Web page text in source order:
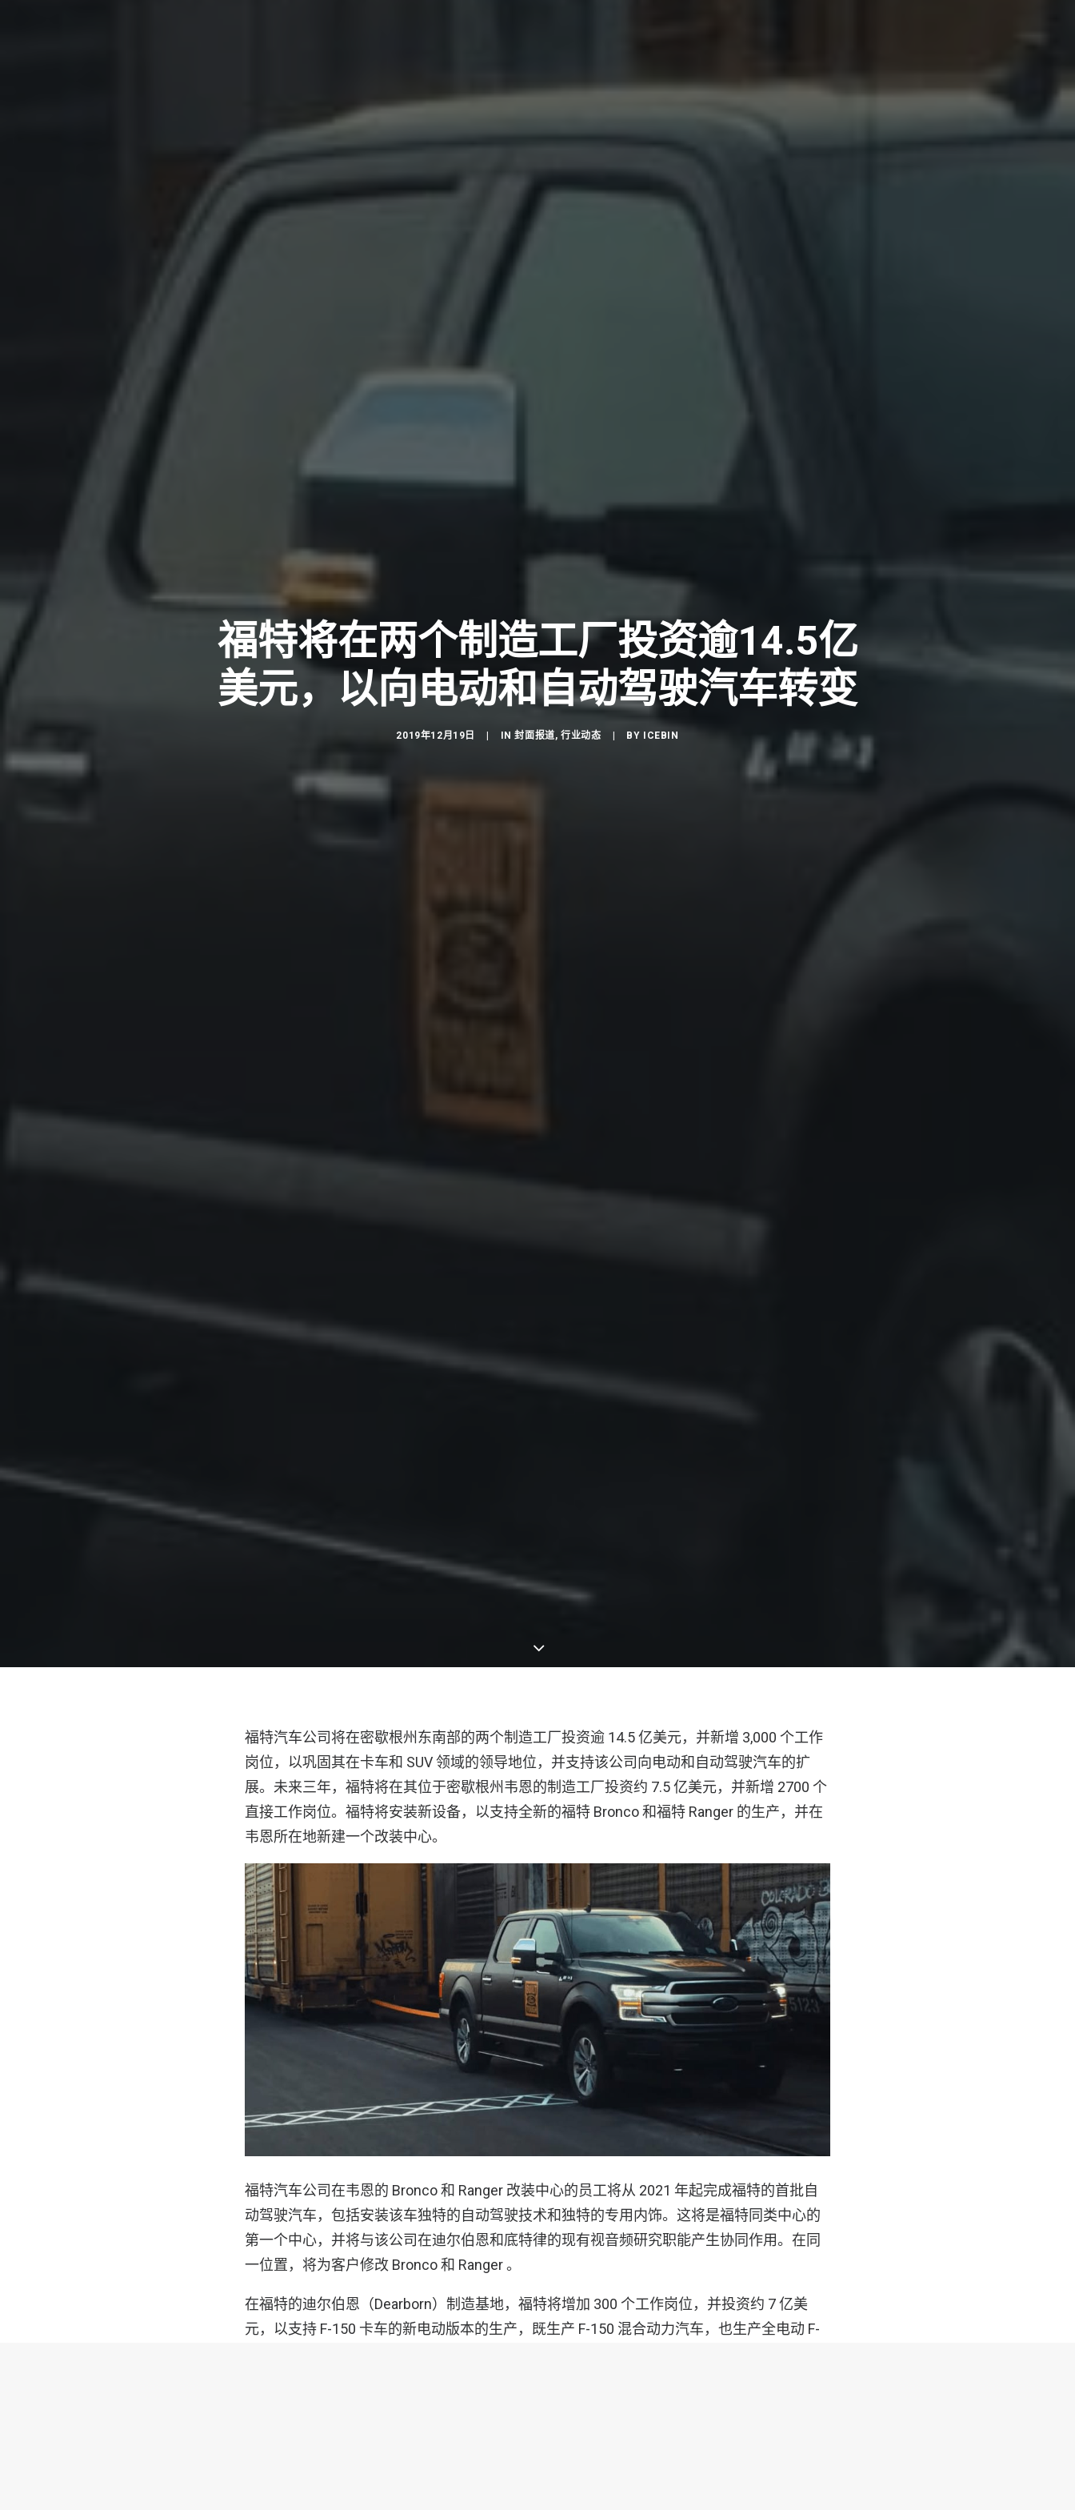
福特将在两个制造工厂投资逾14.5亿
美元，以向电动和自动驾驶汽车转变
2019年12月19日 IN封面报道,行业动态 BY ICEBIN
福特汽车公司将在密歇根州东南部的两个制造工厂投资逾 14.5 亿美元，并新增 3,000 个工作
岗位，以巩固其在卡车和 SUV 领域的领导地位，并支持该公司向电动和自动驾驶汽车的扩
展。未来三年，福特将在其位于密歇根州韦恩的制造工厂投资约 7.5 亿美元，并新增 2700 个
直接工作岗位。福特将安装新设备，以支持全新的福特 Bronco 和福特 Ranger 的生产，并在
韦恩所在地新建一个改装中心。
福特汽车公司在韦恩的 Bronco 和 Ranger 改装中心的员工将从 2021 年起完成福特的首批自
动驾驶汽车，包括安装该车独特的自动驾驶技术和独特的专用内饰。这将是福特同类中心的
第一个中心，并将与该公司在迪尔伯恩和底特律的现有视音频研究职能产生协同作用。在同
一位置，将为客户修改 Bronco 和 Ranger 。
在福特的迪尔伯恩（Dearborn）制造基地，福特将增加 300 个工作岗位，并投资约 7 亿美
元，以支持 F-150 卡车的新电动版本的生产，既生产 F-150 混合动力汽车，也生产全电动 F-